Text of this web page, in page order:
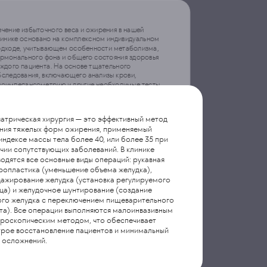
специалистов различного профиля —
реабилитологов, кардиологов и хирургов,
что обеспечивает максимальную эффективность
и безопасность лечения.
избыточного веса и ожирения в нашей
основано на комплексном индивидуальном
учитывающем особенности метаболизма,
фона и общего состояния здоровья
пациента. На основе тщательного
включающего анализы крови,
и другие необходимые тесты,
пациента на пути к здоровому весу,
адаптироваться к новому режиму питания
активности, предотвращая развитие
осложнений, связанных с избыточной
тела.
хирургия — это эффективный метод
тяжелых форм ожирения, применяемый
массы тела более 40, или более 35 при
сопутствующих заболеваний. В клинике
все основные виды операций: рукавная
(уменьшение объема желудка),
желудка (установка регулируемого
и желудочное шунтирование (создание
желудка с переключением пищеварительного
Все операции выполняются малоинвазивным
методом, что обеспечивает
восстановление пациентов и минимальный
осложнений.